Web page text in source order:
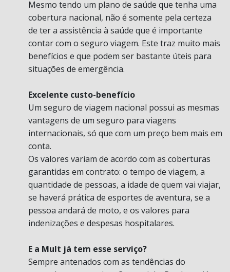
Mesmo tendo um plano de saúde que tenha uma
cobertura nacional, não é somente pela certeza
de ter a assistência à saúde que é importante
contar com o seguro viagem. Este traz muito mais
benefícios e que podem ser bastante úteis para
situações de emergência.
Excelente custo-benefício
Um seguro de viagem nacional possui as mesmas
vantagens de um seguro para viagens
internacionais, só que com um preço bem mais em
conta.
Os valores variam de acordo com as coberturas
garantidas em contrato: o tempo de viagem, a
quantidade de pessoas, a idade de quem vai viajar,
se haverá prática de esportes de aventura, se a
pessoa andará de moto, e os valores para
indenizações e despesas hospitalares.
E a Mult já tem esse serviço?
Sempre antenados com as tendências do